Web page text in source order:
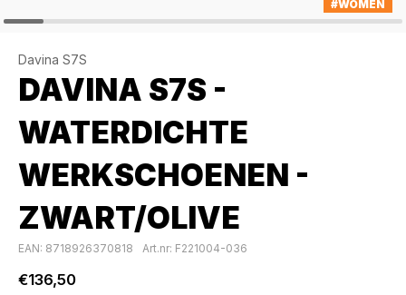
#WOMEN
Davina S7S
DAVINA S7S -
WATERDICHTE
WERKSCHOENEN -
ZWART/OLIVE
EAN: 8718926370818 Art.nr: F221004-036
€136,50